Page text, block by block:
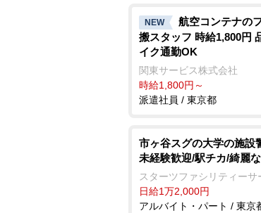
NEW
航空コンテナの
搬スタッフ 時給1,800円
イク通勤OK
関東サービス株式会社
時給1,800円～
派遣社員 / 東京都
市ヶ谷スグの大学の施設
未経験歓迎/駅チカ/綺麗
スターツファシリティーサ
日給1万2,000円
アルバイト・パート / 東京